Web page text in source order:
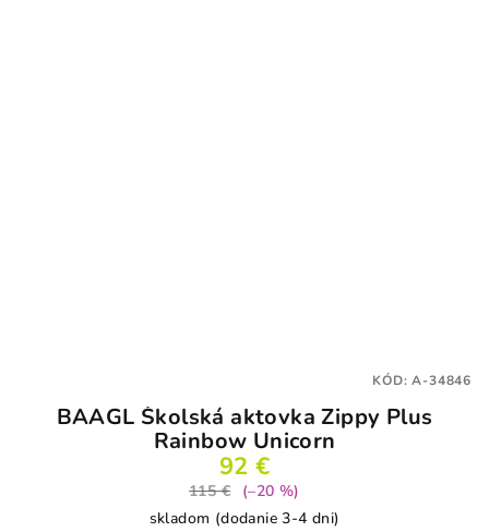
BAAGL Školská aktovka Zippy Plus
Rainbow Unicorn
92 €
115 €
(–20 %)
skladom (dodanie 3-4 dni)
KÓD:A-34846